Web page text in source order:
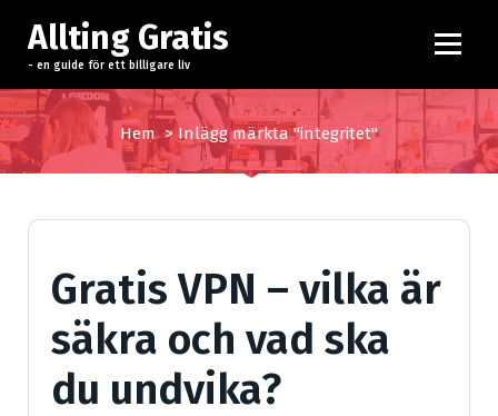
p
a
t
i
Allting Gratis
- en guide för ett billigare liv
Hem>Inlägg märkta "integritet"
Gratis VPN – vilka är
säkra och vad ska
du undvika?